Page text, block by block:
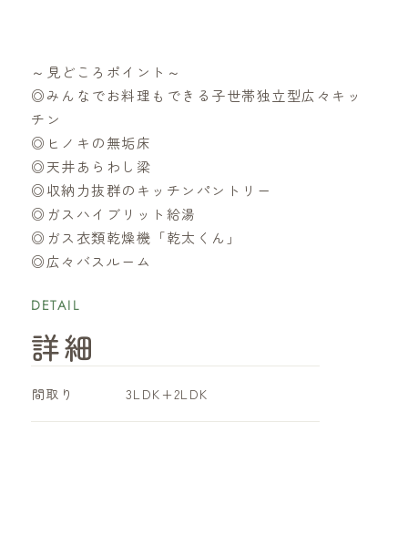
～見どころポイント～
◎みんなでお料理もできる子世帯独立型広々キッ
チン
◎ヒノキの無垢床
◎天井あらわし梁
◎収納力抜群のキッチンパントリー
◎ガスハイブリット給湯
◎ガス衣類乾燥機「乾太くん」
◎広々バスルーム
DETAIL
詳細
​間取り 3LDK+2LDK